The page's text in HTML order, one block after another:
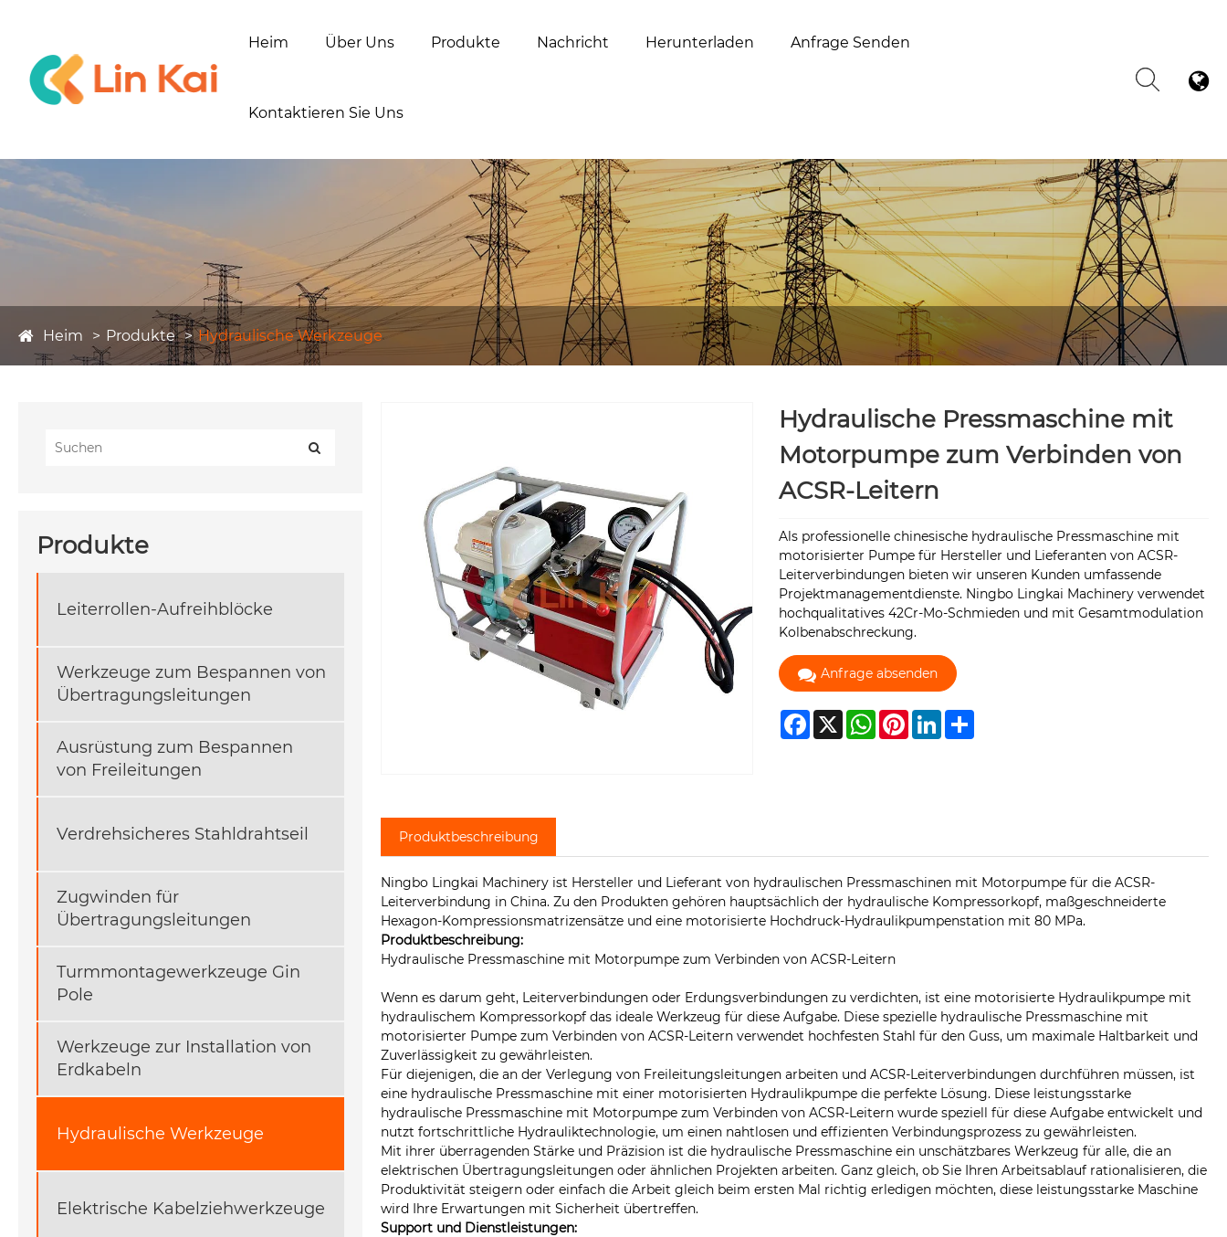
Heim Über Uns Produkte Nachricht Herunterladen Anfrage Senden
Kontaktieren Sie Uns
Heim Produkte Hydraulische Werkzeuge
Produkte
Leiterrollen-Aufreihblöcke
Werkzeuge zum Bespannen von
Übertragungsleitungen
Ausrüstung zum Bespannen
von Freileitungen
Verdrehsicheres Stahldrahtseil
Zugwinden für
Übertragungsleitungen
Turmmontagewerkzeuge Gin
Pole
Werkzeuge zur Installation von
Erdkabeln
Hydraulische Werkzeuge
Elektrische Kabelziehwerkzeuge
Hydraulische Pressmaschine mit
Motorpumpe zum Verbinden von
ACSR-Leitern
Als professionelle chinesische hydraulische Pressmaschine mit
motorisierter Pumpe für Hersteller und Lieferanten von ACSR-
Leiterverbindungen bieten wir unseren Kunden umfassende
Projektmanagementdienste. Ningbo Lingkai Machinery verwendet
hochqualitatives 42Cr-Mo-Schmieden und mit Gesamtmodulation
Kolbenabschreckung.
Anfrage absenden
Facebook
X WhatsApp
PinterestLinkedInShare
Produktbeschreibung
Ningbo Lingkai Machinery ist Hersteller und Lieferant von hydraulischen Pressmaschinen mit Motorpumpe für die ACSR-
Leiterverbindung in China. Zu den Produkten gehören hauptsächlich der hydraulische Kompressorkopf, maßgeschneiderte
Hexagon-Kompressionsmatrizensätze und eine motorisierte Hochdruck-Hydraulikpumpenstation mit 80 MPa.
Produktbeschreibung:
Hydraulische Pressmaschine mit Motorpumpe zum Verbinden von ACSR-Leitern
Wenn es darum geht, Leiterverbindungen oder Erdungsverbindungen zu verdichten, ist eine motorisierte Hydraulikpumpe mit
hydraulischem Kompressorkopf das ideale Werkzeug für diese Aufgabe. Diese spezielle hydraulische Pressmaschine mit
motorisierter Pumpe zum Verbinden von ACSR-Leitern verwendet hochfesten Stahl für den Guss, um maximale Haltbarkeit und
Zuverlässigkeit zu gewährleisten.
Für diejenigen, die an der Verlegung von Freileitungsleitungen arbeiten und ACSR-Leiterverbindungen durchführen müssen, ist
eine hydraulische Pressmaschine mit einer motorisierten Hydraulikpumpe die perfekte Lösung. Diese leistungsstarke
hydraulische Pressmaschine mit Motorpumpe zum Verbinden von ACSR-Leitern wurde speziell für diese Aufgabe entwickelt und
nutzt fortschrittliche Hydrauliktechnologie, um einen nahtlosen und effizienten Verbindungsprozess zu gewährleisten.
Mit ihrer überragenden Stärke und Präzision ist die hydraulische Pressmaschine ein unschätzbares Werkzeug für alle, die an
elektrischen Übertragungsleitungen oder ähnlichen Projekten arbeiten. Ganz gleich, ob Sie Ihren Arbeitsablauf rationalisieren, die
Produktivität steigern oder einfach die Arbeit gleich beim ersten Mal richtig erledigen möchten, diese leistungsstarke Maschine
wird Ihre Erwartungen mit Sicherheit übertreffen.
Support und Dienstleistungen: